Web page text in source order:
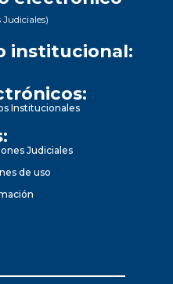
Judiciales)
institucional:
Institucionales
Judiciales
de uso